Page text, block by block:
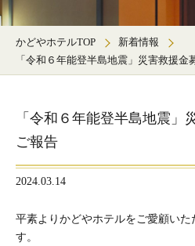
かどやホテルTOP
新着情報
「令和６年能登半島地震」災害救援金
「令和６年能登半島地震」
ご報告
2024.03.14
平素よりかどやホテルをご愛顧いた
す。